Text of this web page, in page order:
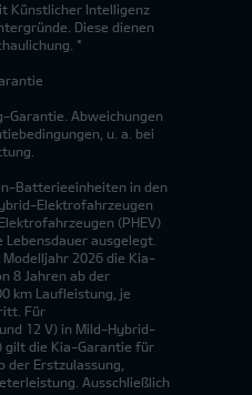
Künstlicher Intelligenz
Diese dienen
*
Garantie. Abweichungen
u. a. bei
Batterieeinheiten in den
Elektrofahrzeugen
(PHEV)
Lebensdauer ausgelegt.
2026 die Kia-
8 Jahren ab der
km Laufleistung, je
Für
12 V) in Mild-Hybrid-
gilt die Kia-Garantie für
der Erstzulassung,
Ausschließlich